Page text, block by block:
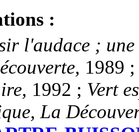
:
l'audace ;
1989
1992 ; Vert
La